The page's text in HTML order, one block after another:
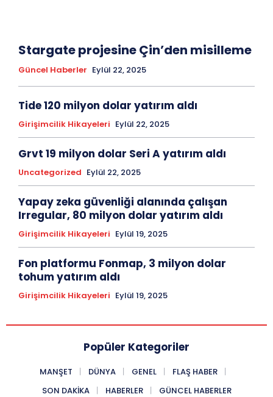
Stargate projesine Çin’den misilleme
Güncel Haberler Eylül 22, 2025
Tide 120 milyon dolar yatırım aldı
Girişimcilik Hikayeleri Eylül 22, 2025
Grvt 19 milyon dolar Seri A yatırım aldı
Uncategorized Eylül 22, 2025
Yapay zeka güvenliği alanında çalışan
Irregular, 80 milyon dolar yatırım aldı
Girişimcilik Hikayeleri Eylül 19, 2025
Fon platformu Fonmap, 3 milyon dolar
tohum yatırım aldı
Girişimcilik Hikayeleri Eylül 19, 2025
Popüler Kategoriler
MANŞET DÜNYA GENEL
FLAŞ HABER
SON DAKIKA
HABERLER GÜNCEL HABERLER